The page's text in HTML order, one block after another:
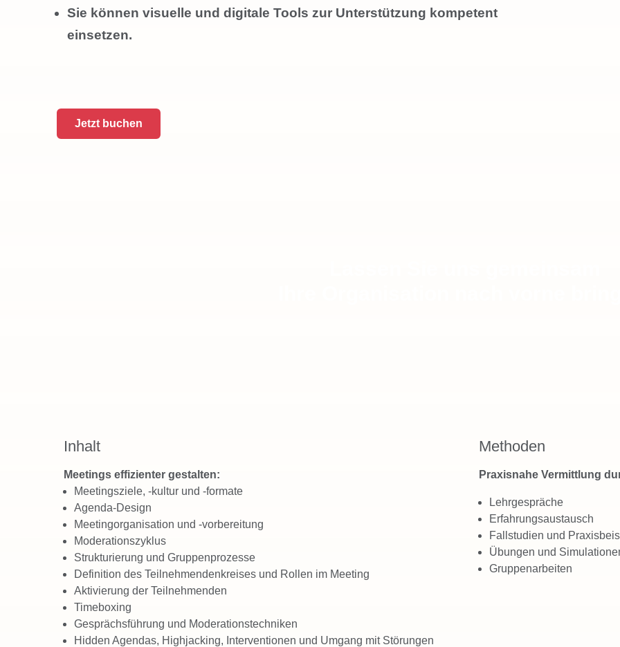
Sie können visuelle und digitale Tools zur Unterstützung kompetent
einsetzen.
Jetzt buchen
Inhalt
Meetings effizienter gestalten:
Meetingsziele, -kultur und -formate
Agenda-Design
Meetingorganisation und -vorbereitung
Moderationszyklus
Strukturierung und Gruppenprozesse
Definition des Teilnehmendenkreises und Rollen im Meeting
Aktivierung der Teilnehmenden
Timeboxing
Gesprächsführung und Moderationstechniken
Hidden Agendas, Highjacking, Interventionen und Umgang mit Störungen
Methoden
Praxisnahe Vermittlung
Lehrgespräche
Erfahrungsaustausch
Fallstudien und
Übungen und
Gruppenarbeiten